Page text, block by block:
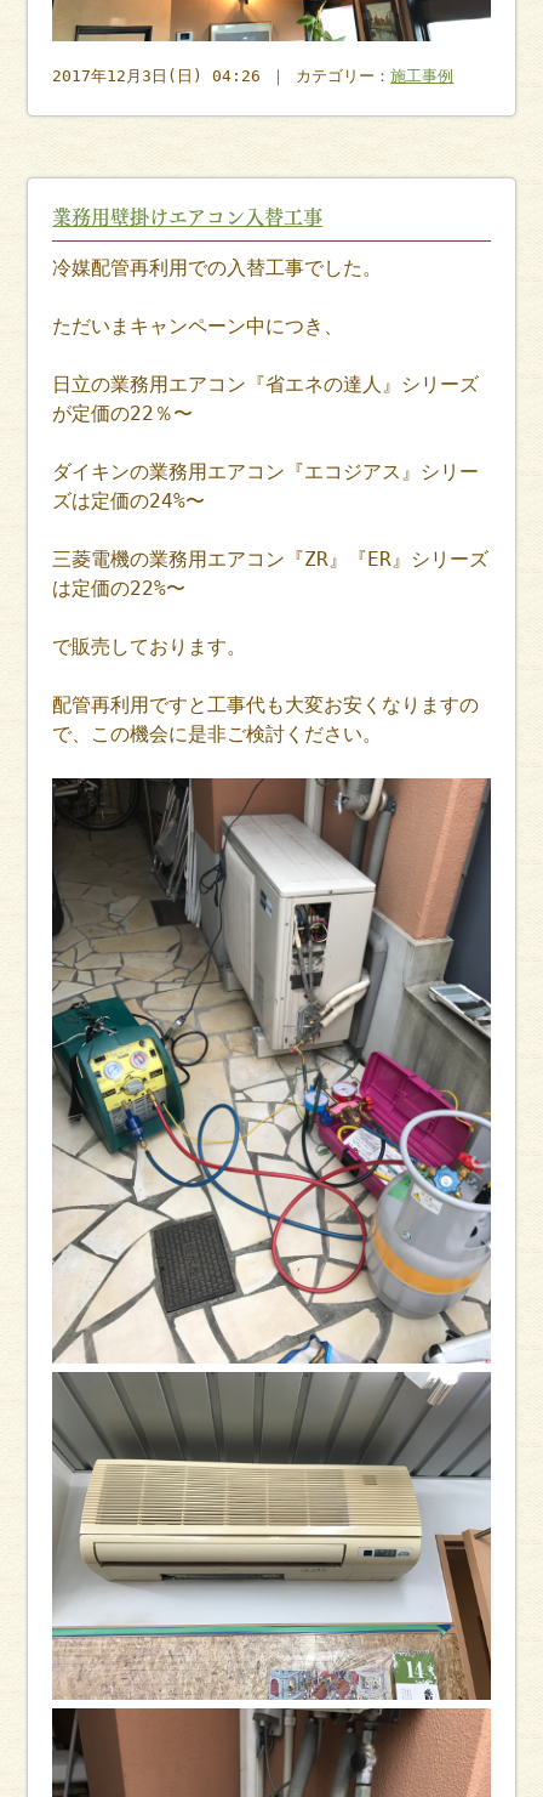
2017年12月3日(日) 04:26 ｜ カテゴリー：施工事例
業務用壁掛けエアコン入替工事
冷媒配管再利用での入替工事でした。
ただいまキャンペーン中につき、
日立の業務用エアコン『省エネの達人』シリーズ
が定価の22％〜
ダイキンの業務用エアコン『エコジアス』シリー
ズは定価の24%〜
三菱電機の業務用エアコン『ZR』『ER』シリーズ
は定価の22%〜
で販売しております。
配管再利用ですと工事代も大変お安くなりますの
で、この機会に是非ご検討ください。